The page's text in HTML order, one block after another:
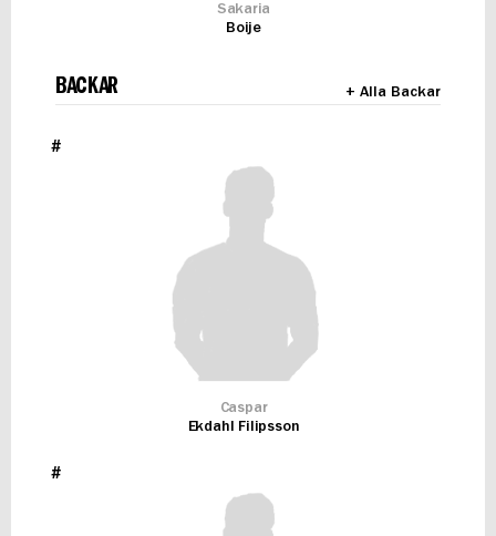
Sakaria
Boije
BACKAR + Alla Backar
#
Caspar
Ekdahl Filipsson
#